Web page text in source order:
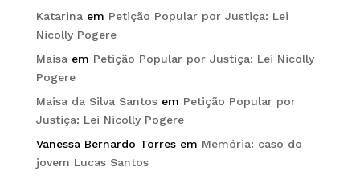
Katarinaem Petição Popular por Justiça: Lei
Nicolly Pogere
Maisaem Petição Popular por Justiça: Lei Nicolly
Pogere
Maisa da Silva Santosem Petição Popular por
Justiça: Lei Nicolly Pogere
Vanessa Bernardo Torresem Memória: caso do
jovem Lucas Santos